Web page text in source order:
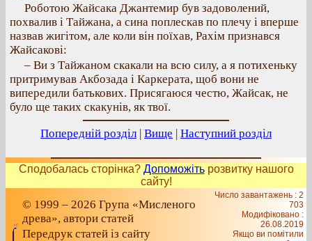
Роботою Жайсака Джантемир був задоволений,
похвалив і Тайжана, а сина поплескав по плечу і вперше
назвав жигітом, але коли він поїхав, Рахім признався
Жайсакові:
– Ви з Тайжаном скакали на всю силу, а я потихеньку
притримував Акбозада і Каркерата, щоб вони не
випередили батькових. Присягаюся честю, Жайсак, не
було ще таких скакунів, як твої.
Попередній розділ | Вище | Наступний розділ
Сподобалась сторінка? Допоможітьрозвитку нашого
сайту!
© 1999 – 2026 Група «Мисленого
древа», автори статей
Передрук статей із сайту
Число завантажень : 2
703
Модифіковано :
26.08.2019
Якщо ви помітили